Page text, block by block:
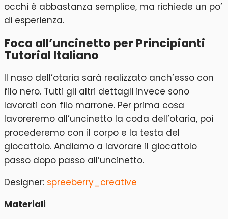
occhi è abbastanza semplice, ma richiede un po’
di esperienza.
Foca all’uncinetto per Principianti
Tutorial Italiano
Il naso dell’otaria sarà realizzato anch’esso con
filo nero. Tutti gli altri dettagli invece sono
lavorati con filo marrone. Per prima cosa
lavoreremo all’uncinetto la coda dell’otaria, poi
procederemo con il corpo e la testa del
giocattolo. Andiamo a lavorare il giocattolo
passo dopo passo all’uncinetto.
Designer: spreeberry_creative
Materiali